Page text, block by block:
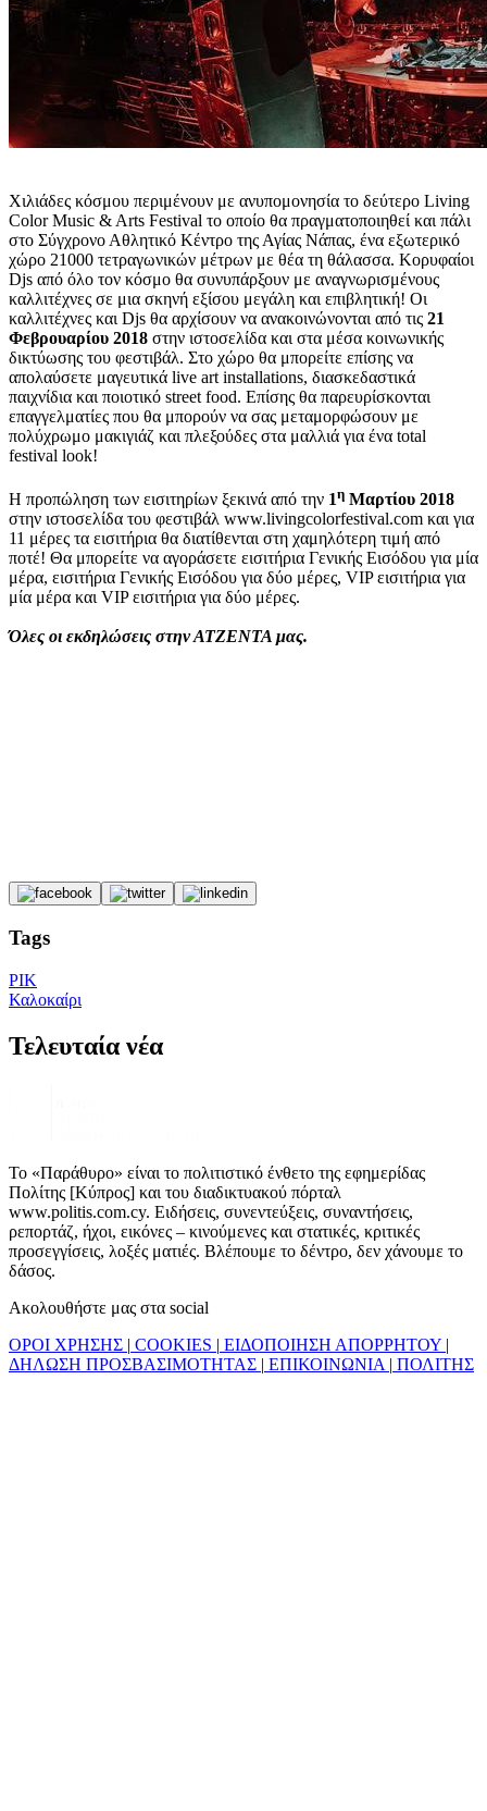
Χιλιάδες κόσμου περιμένουν με ανυπομονησία το δεύτερο Living
Color Music & Arts Festival το οποίο θα πραγματοποιηθεί και πάλι
στο Σύγχρονο Αθλητικό Κέντρο της Αγίας Νάπας, ένα εξωτερικό
χώρο 21000 τετραγωνικών μέτρων με θέα τη θάλασσα. Κορυφαίοι
Djs από όλο τον κόσμο θα συνυπάρξουν με αναγνωρισμένους
καλλιτέχνες σε μια σκηνή εξίσου μεγάλη και επιβλητική! Οι
καλλιτέχνες και Djs θα αρχίσουν να ανακοινώνονται από τις 21
Φεβρουαρίου 2018 στην ιστοσελίδα και στα μέσα κοινωνικής
δικτύωσης του φεστιβάλ. Στο χώρο θα μπορείτε επίσης να
απολαύσετε μαγευτικά live art installations, διασκεδαστικά
παιχνίδια και ποιοτικό street food. Επίσης θα παρευρίσκονται
επαγγελματίες που θα μπορούν να σας μεταμορφώσουν με
πολύχρωμο μακιγιάζ και πλεξούδες στα μαλλιά για ένα total
festival look!
Η προπώληση των εισιτηρίων ξεκινά από την 1η Μαρτίου 2018
στην ιστοσελίδα του φεστιβάλ www.livingcolorfestival.com και για
11 μέρες τα εισιτήρια θα διατίθενται στη χαμηλότερη τιμή από
ποτέ! Θα μπορείτε να αγοράσετε εισιτήρια Γενικής Εισόδου για μία
μέρα, εισιτήρια Γενικής Εισόδου για δύο μέρες, VIP εισιτήρια για
μία μέρα και VIP εισιτήρια για δύο μέρες.
Όλες οι εκδηλώσεις στην ΑΤΖΕΝΤΑ μας.
Tags
ΡΙΚ
Καλοκαίρι
Τελευταία νέα
Το «Παράθυρο» είναι το πολιτιστικό ένθετο της εφημερίδας
Πολίτης [Κύπρος] και του διαδικτυακού πόρταλ
www.politis.com.cy. Ειδήσεις, συνεντεύξεις, συναντήσεις,
ρεπορτάζ, ήχοι, εικόνες – κινούμενες και στατικές, κριτικές
προσεγγίσεις, λοξές ματιές. Βλέπουμε το δέντρο, δεν χάνουμε το
δάσος.
Ακολουθήστε μας στα social
ΟΡΟΙ ΧΡΗΣΗΣ | COOKIES | ΕΙΔΟΠΟΙΗΣΗ ΑΠΟΡΡΗΤΟΥ |
ΔΗΛΩΣΗ ΠΡΟΣΒΑΣΙΜΟΤΗΤΑΣ | ΕΠΙΚΟΙΝΩΝΙΑ | ΠΟΛΙΤΗΣ